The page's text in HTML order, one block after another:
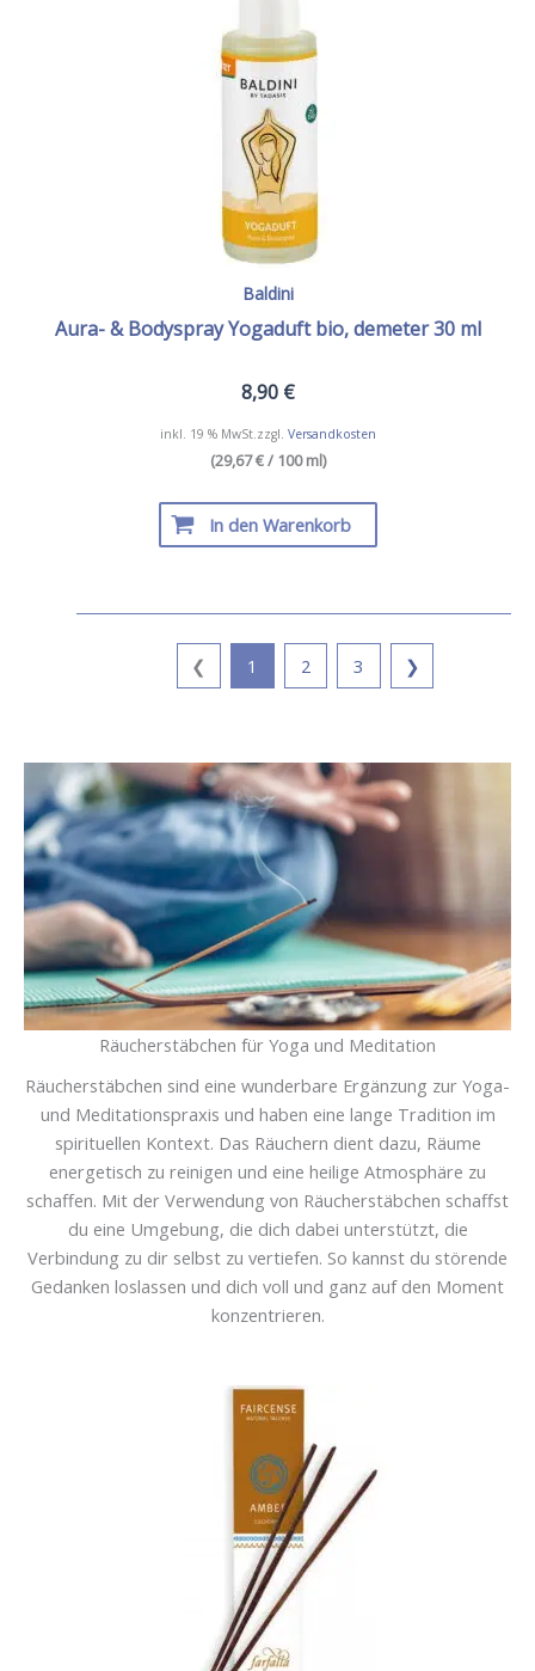
Baldini
Aura- & Bodyspray Yogaduft bio, demeter 30 ml
8,90 €
inkl. 19 % MwSt.zzgl. Versandkosten
(29,67 € / 100 ml)
In den Warenkorb
❮ 1 2 3 ❯
Räucherstäbchen für Yoga und Meditation
Räucherstäbchen sind eine wunderbare Ergänzung zur Yoga-
und Meditationspraxis und haben eine lange Tradition im
spirituellen Kontext. Das Räuchern dient dazu, Räume
energetisch zu reinigen und eine heilige Atmosphäre zu
schaffen. Mit der Verwendung von Räucherstäbchen schaffst
du eine Umgebung, die dich dabei unterstützt, die
Verbindung zu dir selbst zu vertiefen. So kannst du störende
Gedanken loslassen und dich voll und ganz auf den Moment
konzentrieren.